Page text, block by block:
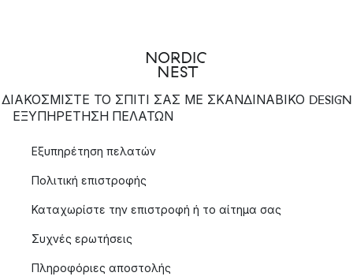
ΔΙΑΚΟΣΜΙΣΤΕ ΤΟ ΣΠΙΤΙ ΣΑΣ ΜΕ ΣΚΑΝΔΙΝΑΒΙΚΟ DESIGN
ΕΞΥΠΗΡΈΤΗΣΗ ΠΕΛΑΤΏΝ
Εξυπηρέτηση πελατών
Πολιτική επιστροφής
Καταχωρίστε την επιστροφή ή το αίτημα σας
Συχνές ερωτήσεις
Πληροφόριες αποστολής